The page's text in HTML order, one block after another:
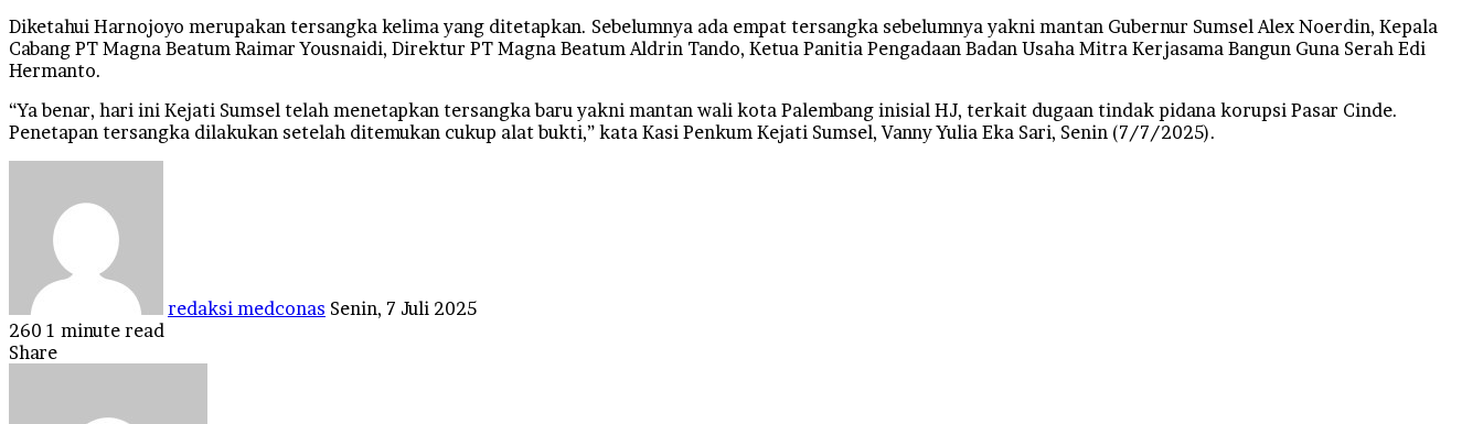
Diketahui Harnojoyo merupakan tersangka kelima yang ditetapkan. Sebelumnya ada empat tersangka sebelumnya yakni mantan Gubernur Sumsel Alex Noerdin, Kepala
Cabang PT Magna Beatum Raimar Yousnaidi, Direktur PT Magna Beatum Aldrin Tando, Ketua Panitia Pengadaan Badan Usaha Mitra Kerjasama Bangun Guna Serah Edi
Hermanto.
“Ya benar, hari ini Kejati Sumsel telah menetapkan tersangka baru yakni mantan wali kota Palembang inisial HJ, terkait dugaan tindak pidana korupsi Pasar Cinde.
Penetapan tersangka dilakukan setelah ditemukan cukup alat bukti,” kata Kasi Penkum Kejati Sumsel, Vanny Yulia Eka Sari, Senin (7/7/2025).
redaksi medconas Senin, 7 Juli 2025
260 1 minute read
Facebook
Twitter
LinkedIn
Tumblr
Pinterest
Reddit
VKontakte
Odnoklassniki
Pocket
Share